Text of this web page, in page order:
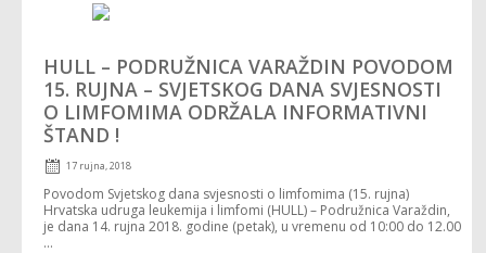
HULL – PODRUŽNICA VARAŽDIN POVODOM
15. RUJNA – SVJETSKOG DANA SVJESNOSTI
O LIMFOMIMA ODRŽALA INFORMATIVNI
ŠTAND !
17 rujna, 2018
Povodom Svjetskog dana svjesnosti o limfomima (15. rujna)
Hrvatska udruga leukemija i limfomi (HULL) – Podružnica Varaždin,
je dana 14. rujna 2018. godine (petak), u vremenu od 10:00 do 12.00
...